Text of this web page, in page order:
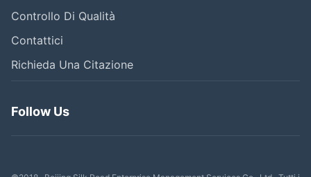
Controllo Di Qualità
Contattici
Richieda Una Citazione
Follow Us